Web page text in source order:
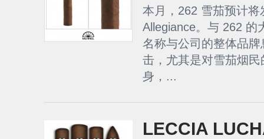
本月，262 雪茄预计
Allegiance。与 262 的
名称与公司的整体品
击，尤其是对雪茄烟
身，...
LECCIA